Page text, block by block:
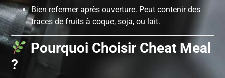
Bien refermer après ouverture. Peut contenir des
traces de fruits à coque, soja, ou lait.
Pourquoi Choisir Cheat Meal
?